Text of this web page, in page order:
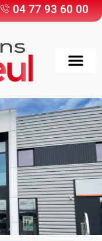
04 77 93 60 00